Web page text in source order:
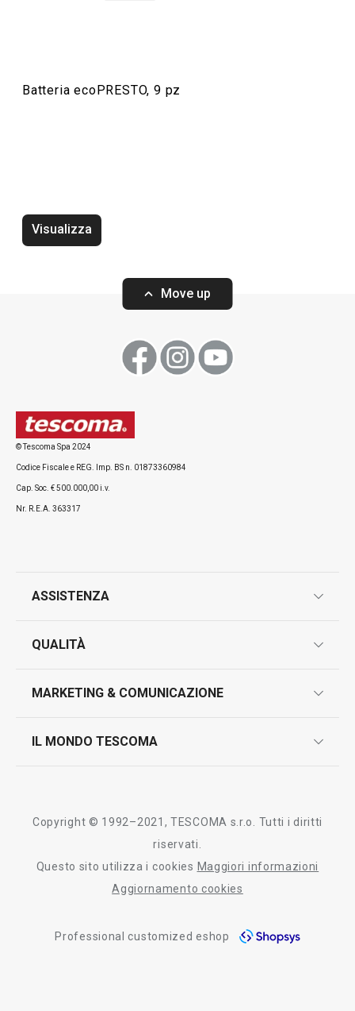
Batteria ecoPRESTO, 9 pz
Visualizza
Move up
© Tescoma Spa 2024
Codice Fiscale e REG. Imp. BS n. 01873360984
Cap. Soc. € 500.000,00 i.v.
Nr. R.E.A. 363317
ASSISTENZA
contatti
QUALITÀ
test sui prodotti
MARKETING & COMUNICAZIONE
IL MONDO TESCOMA
Tescoma nel mondo
informativa whistleblowing
Copyright © 1992–2021, TESCOMA s.r.o. Tutti i diritti
riservati.
Questo sito utilizza i cookies Maggiori informazioni
Aggiornamento cookies
Professional customized eshop